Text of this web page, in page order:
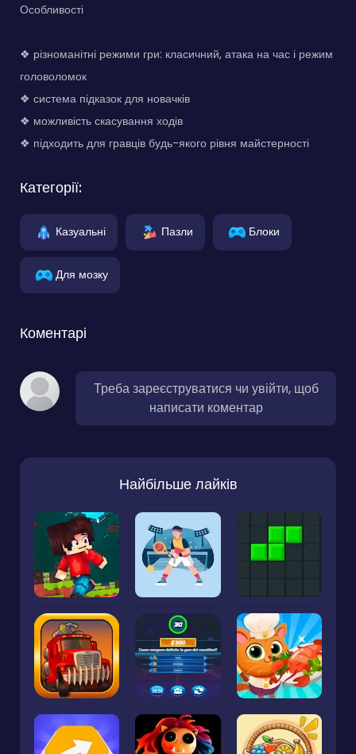
Особливості
❖ різноманітні режими гри: класичний, атака на час і режим
головоломок
❖ система підказок для новачків
❖ можливість скасування ходів
❖ підходить для гравців будь-якого рівня майстерності
Категорії:
Казуальні Пазли Блоки
Для мозку
Коментарі
Треба зареєструватися чи увійти, щоб
написати коментар
Найбільше лайків